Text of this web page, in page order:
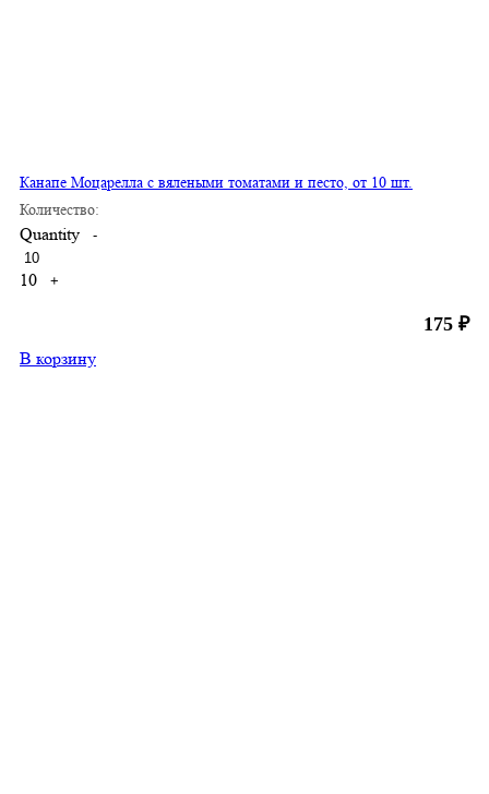
Канапе Моцарелла с вялеными томатами и песто, от 10 шт.
Количество:
Quantity -
10 +
175 ₽
В корзину